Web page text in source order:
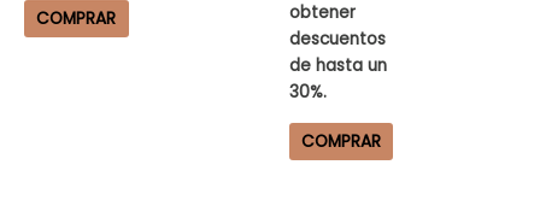
COMPRAR
obtener
descuentos
de hasta un
30%.
COMPRAR